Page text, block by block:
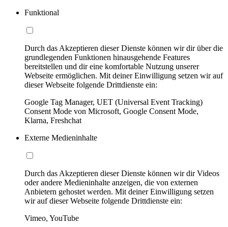
Funktional
Durch das Akzeptieren dieser Dienste können wir dir über die
grundlegenden Funktionen hinausgehende Features
bereitstellen und dir eine komfortable Nutzung unserer
Webseite ermöglichen. Mit deiner Einwilligung setzen wir auf
dieser Webseite folgende Drittdienste ein:
Google Tag Manager, UET (Universal Event Tracking)
Consent Mode von Microsoft, Google Consent Mode,
Klarna, Freshchat
Externe Medieninhalte
Durch das Akzeptieren dieser Dienste können wir dir Videos
oder andere Medieninhalte anzeigen, die von externen
Anbietern gehostet werden. Mit deiner Einwilligung setzen
wir auf dieser Webseite folgende Drittdienste ein:
Vimeo, YouTube